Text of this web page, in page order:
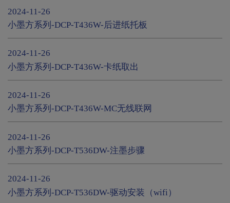
2024-11-26
小墨方系列-DCP-T436W-后进纸托板
2024-11-26
小墨方系列-DCP-T436W-卡纸取出
2024-11-26
小墨方系列-DCP-T436W-MC无线联网
2024-11-26
小墨方系列-DCP-T536DW-注墨步骤
2024-11-26
小墨方系列-DCP-T536DW-驱动安装（wifi）